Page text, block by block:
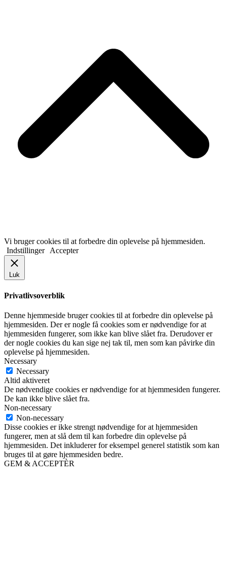
Vi bruger cookies til at forbedre din oplevelse på hjemmesiden.
Indstillinger Accepter
Luk
Privatlivsoverblik
Denne hjemmeside bruger cookies til at forbedre din oplevelse på
hjemmesiden. Der er nogle få cookies som er nødvendige for at
hjemmesiden fungerer, som ikke kan blive slået fra. Derudover er
der nogle cookies du kan sige nej tak til, men som kan påvirke din
oplevelse på hjemmesiden.
Necessary
Necessary
Altid aktiveret
De nødvendige cookies er nødvendige for at hjemmesiden fungerer.
De kan ikke blive slået fra.
Non-necessary
Non-necessary
Disse cookies er ikke strengt nødvendige for at hjemmesiden
fungerer, men at slå dem til kan forbedre din oplevelse på
hjemmesiden. Det inkluderer for eksempel generel statistik som kan
bruges til at gøre hjemmesiden bedre.
GEM & ACCEPTÈR